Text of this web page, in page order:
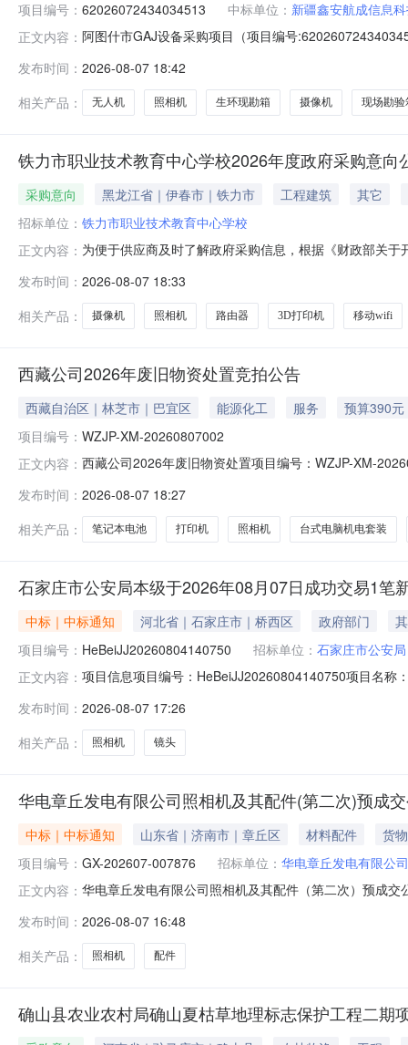
项目编号： 62026072434034513 中标单位： 新疆鑫安航成信息
正文内容： 阿图什市GAJ设备采购项目（项目编号
07-2920:00二、采购单位信息采购单位名称：阿图什市
发布时间： 2026-08-07 18:42
相关产品：
无人机 照相机 生环现勘箱 摄像机 现场勘验
铁力市职业技术教育中心学校2026年度政府采购意向
采购意向 黑龙江省｜伊春市｜铁力市 工程建筑
其它
招标单位： 铁力市职业技术教育中心学校
正文内容： 为便于供应商及时了解政府采购信息，根据《财政部关
采购内容：摄像机采购数量：1台采购内容：路由器采购
设需满足的要求：
发布时间： 2026-08-07 18:33
相关产品：
摄像机 照相机 路由器 3D打印机 移动wifi
西藏公司2026年废旧物资处置竞拍公告
西藏自治区｜林芝市｜巴宜区 能源化工 服务
预算390元
项目编号： WZJP-XM-20260807002
正文内容： 西藏公司2026年废旧物资处置项目编号：WZJP-XM-
式：15997627819转让方承诺：本转让方拟转让持有的
发布时间： 2026-08-07 18:27
相关产品：
笔记本电池 打印机 照相机 台式电脑机电套装
石家庄市公安局本级于2026年08月07日成功交易1笔
中标｜中标通知 河北省｜石家庄市｜桥西区 政府部门
项目编号： HeBeiJJ20260804140750 招标单位： 石家庄市公安局
正文内容： 项目信息项目编号：HeBeiJJ20260804140750项目名
135599.0035599.00订单总价（元）35599.00
发布时间： 2026-08-07 17:26
相关产品：
照相机 镜头
华电章丘发电有限公司照相机及其配件(第二次)预成
中标｜中标通知 山东省｜济南市｜章丘区 材料配件
货物
项目编号： GX-202607-007876 招标单位： 华电章丘发电有限公司
正文内容： 华电章丘发电有限公司照相机及其配件（第二次）预成
型号单位数量预成交供应商1华电章丘发电有限公司照相
发布时间： 2026-08-07 16:48
相关产品：
照相机 配件
确山县农业农村局确山夏枯草地理标志保护工程二期